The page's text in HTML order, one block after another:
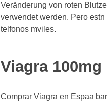
Veränderung von roten
verwendet werden. Pero
telfonos mviles.
Viagra
Comprar Viagra en Espaa